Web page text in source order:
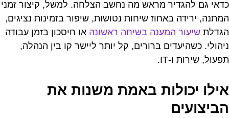
כדאי גם להגדיר מראש מה נחשב הצלחה. למשל, קיצור זמני
המתנה, ירידה באחוז שיחות נטושות, שיפור בזמינות נציגים,
הגדלת שיעור המענה בשיחה ראשונה או חיסכון בזמן עבודה
ניהולי. כשהיעדים ברורים, קל יותר ליישר קו בין הנהלה,
תפעול, שירות ו-IT.
אילו יכולות באמת משנות את
הביצועים